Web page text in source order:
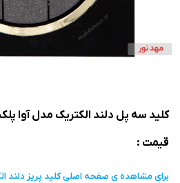
کلید سه پل دلند الکتریک مدل آوا
قیمت :
برای مشاهده ی صفحه اصلیکلید پریز دلند